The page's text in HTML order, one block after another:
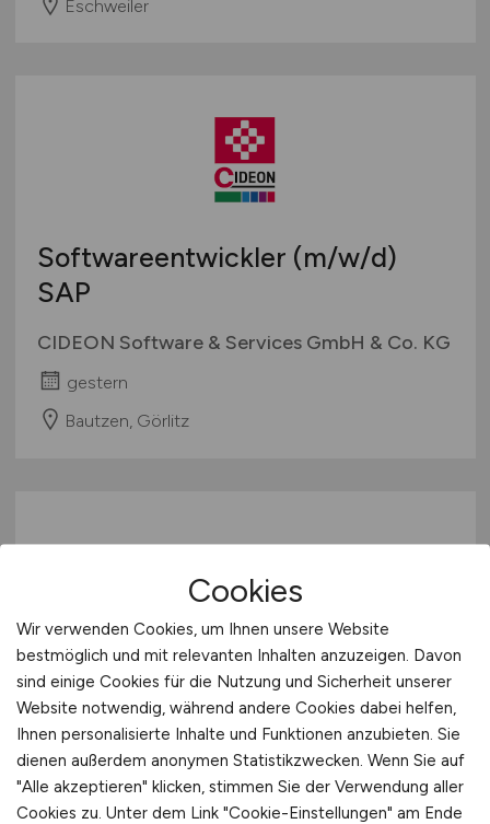
Eschweiler
Softwareentwickler (m/w/d)
SAP
CIDEON Software & Services GmbH & Co. KG
gestern
Bautzen, Görlitz
Software Architekt(m/w/d)im
Bereich Land und Marine
Northrop Grumman LITEF GmbH
gestern
Cookies
Wir verwenden Cookies, um Ihnen unsere Website
bestmöglich und mit relevanten Inhalten anzuzeigen. Davon
sind einige Cookies für die Nutzung und Sicherheit unserer
Website notwendig, während andere Cookies dabei helfen,
Ihnen personalisierte Inhalte und Funktionen anzubieten. Sie
dienen außerdem anonymen Statistikzwecken. Wenn Sie auf
"Alle akzeptieren" klicken, stimmen Sie der Verwendung aller
Cookies zu. Unter dem Link "Cookie-Einstellungen" am Ende